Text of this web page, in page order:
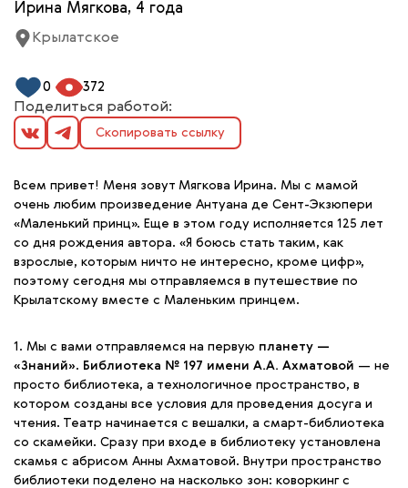
Ирина Мягкова, 4 года
Крылатское
0 372
Поделиться работой:
Скопировать ссылку
Всем привет! Меня зовут Мягкова Ирина. Мы с мамой
очень любим произведение Антуана де Сент-Экзюпери
«Маленький принц». Еще в этом году исполняется 125 лет
со дня рождения автора. «Я боюсь стать таким, как
взрослые, которым ничто не интересно, кроме цифр»,
поэтому сегодня мы отправляемся в путешествие по
Крылатскому вместе с Маленьким принцем.
1. Мы с вами отправляемся на первую планету —
«Знаний». Библиотека № 197 имени А.А. Ахматовой — не
просто библиотека, а технологичное пространство, в
котором созданы все условия для проведения досуга и
чтения. Театр начинается с вешалки, а смарт-библиотека
со скамейки. Сразу при входе в библиотеку установлена
скамья с абрисом Анны Ахматовой. Внутри пространство
библиотеки поделено на насколько зон: коворкинг с